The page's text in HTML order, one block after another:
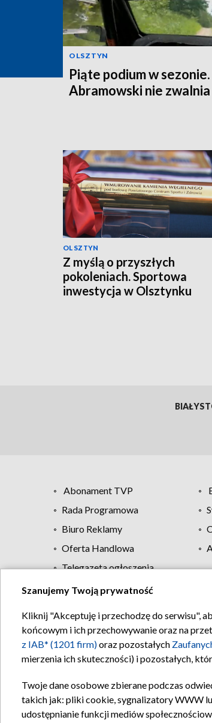
OLSZTYN
Piąte podium w
Abramowski nie
OLSZTYN
Z myślą o przyszłych
pokoleniach. Sportowa
inwestycja w Olsztynku
Abonament TVP
Rada Programowa
Biuro Reklamy
Oferta Handlowa
Telegazeta ogłoszenia
Szanujemy Twoją prywatność
Kliknij "Akceptuję i przechodzę do serwisu",
końcowym i ich przechowywanie oraz na
z IAB* (1201 firm)oraz pozostałych
mierzenia ich skuteczności) i pozostałych,
Twoje dane osobowe zbierane podczas
takich jak: pliki cookie, sygnalizatory WWW
udostępnianie funkcji mediów